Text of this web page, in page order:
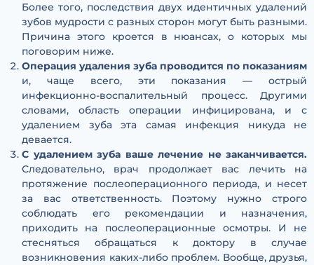
Более того, последствия двух идентичных удалений
зубов мудрости с разных сторон могут быть разными.
Причина этого кроется в нюансах, о которых мы
поговорим ниже.
Операция удаления зуба проводится по показаниям
и, чаще всего, эти показания — острый
инфекционно-воспалительный процесс. Другими
словами, область операции инфицирована, и с
удалением зуба эта самая инфекция никуда не
девается.
С удалением зуба ваше лечение не заканчивается.
Следовательно, врач продолжает вас лечить на
протяжение послеоперационного периода, и несет
за вас ответственность. Поэтому нужно строго
соблюдать его рекомендации и назначения,
приходить на послеоперационные осмотры. И не
стесняться обращаться к доктору в случае
возникновения каких-либо проблем. Вообще, друзья,